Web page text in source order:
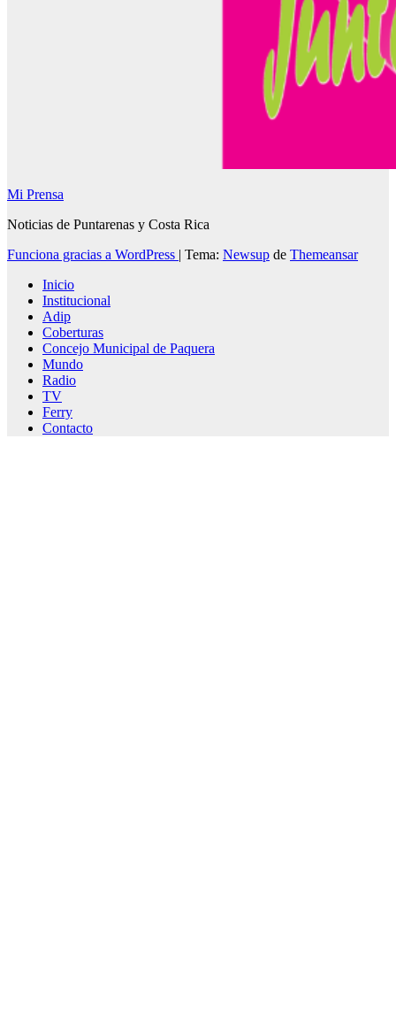
Mi Prensa
Noticias de Puntarenas y Costa Rica
Funciona gracias a WordPress | Tema: Newsup de Themeansar
Inicio
Institucional
Adip
Coberturas
Concejo Municipal de Paquera
Mundo
Radio
TV
Ferry
Contacto